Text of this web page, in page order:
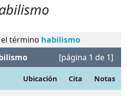
término habilismo
[página 1 de 1]
Ubicación Cita Notas